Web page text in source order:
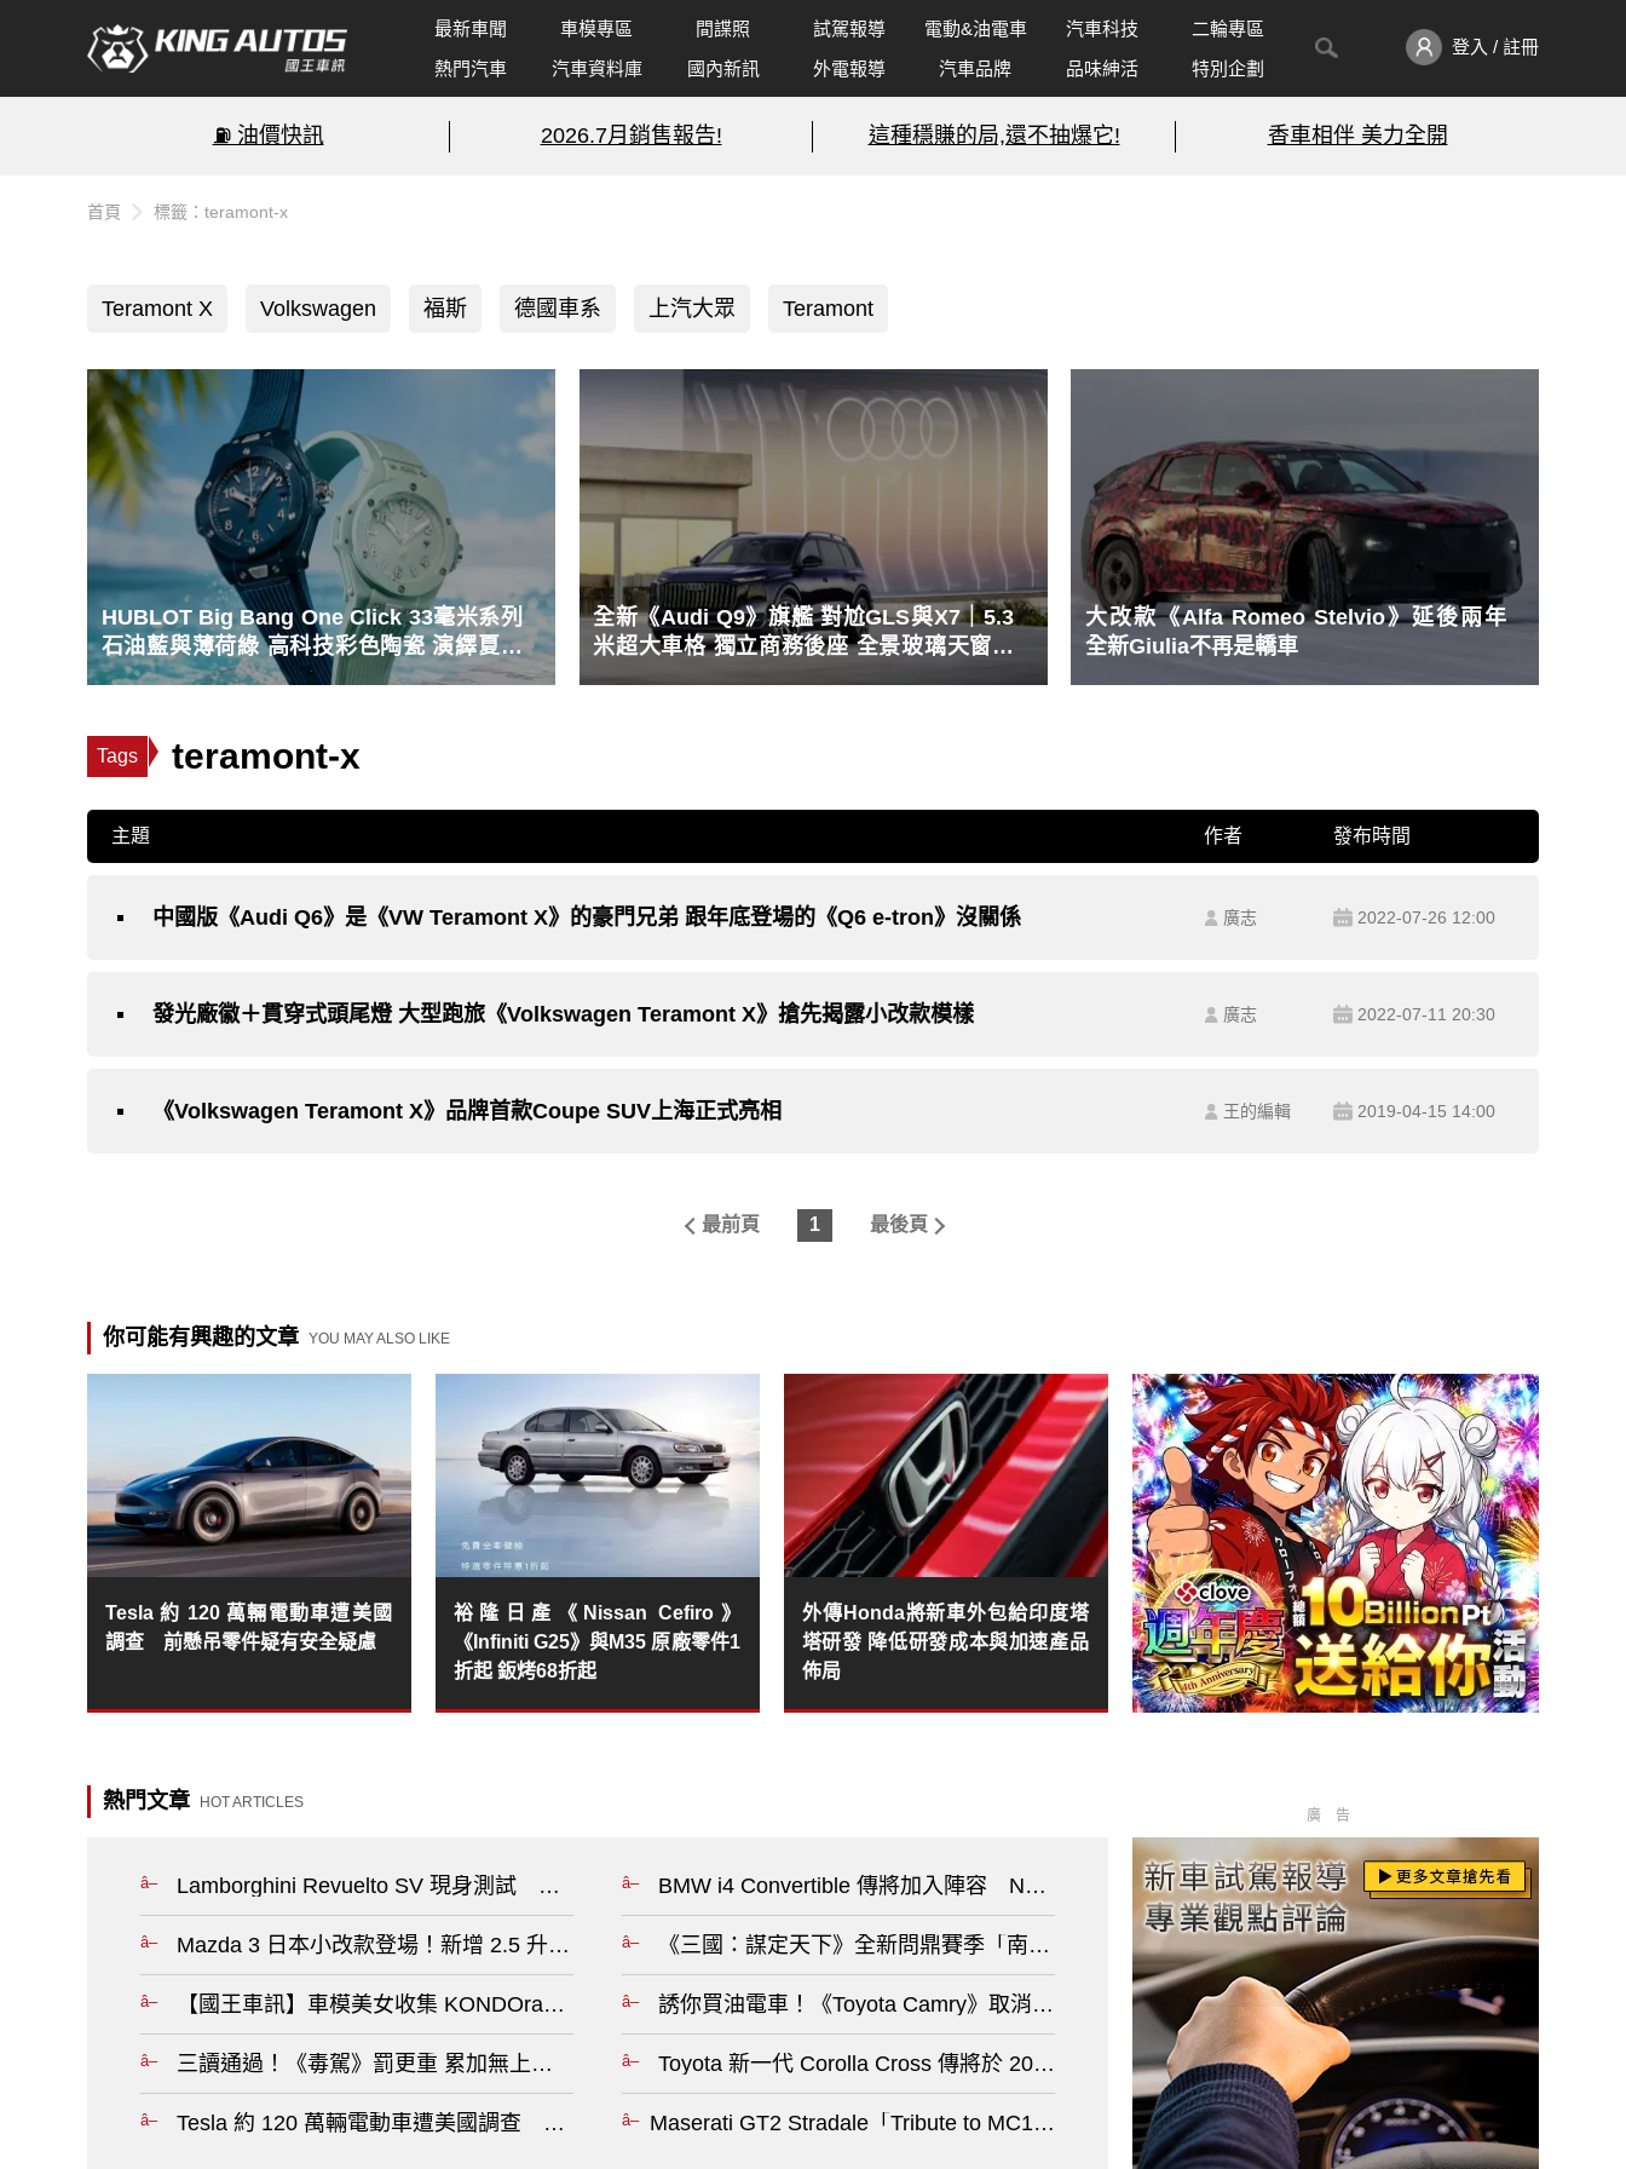
最新車聞 車模專區 間諜照 試駕報導 電動&油電車 汽車科技
二輪專區
熱門汽車
汽車資料庫 國內新訊 外電報導 汽車品牌 品味紳活 特別企劃
登入 / 註冊
⛽️ 油價快訊 2026.7月銷售報告! 這種穩賺的局,還不抽爆它! 香車相伴 美力全開
首頁 標籤：teramont-x
Teramont X Volkswagen 福斯 德國車系 上汽大眾 Teramont
HUBLOT Big Bang One Click 33毫米系列
石油藍與薄荷綠 高科技彩色陶瓷 演繹夏日
島嶼色彩美學
全新《Audi Q9》旗艦 對尬GLS與X7｜5.3
米超大車格 獨立商務後座 全景玻璃天窗破
紀錄
大改款《Alfa Romeo Stelvio》延後兩年
全新Giulia不再是轎車
Tags teramont-x
主題 作者 發布時間
中國版《Audi Q6》是《VW Teramont X》的豪門兄弟 跟年底登場的《Q6 e-tron》沒關係 廣志 2022-07-26 12:00
發光廠徽＋貫穿式頭尾燈 大型跑旅《Volkswagen Teramont X》搶先揭露小改款模樣 廣志 2022-07-11 20:30
《Volkswagen Teramont X》品牌首款Coupe SUV上海正式亮相 王的編輯 2019-04-15 14:00
最前頁 1 最後頁
你可能有興趣的文章 YOU MAY ALSO LIKE
Tesla 約 120 萬輛電動車遭美國
調查 前懸吊零件疑有安全疑慮
裕隆日產《Nissan Cefiro》
《Infiniti G25》與M35 原廠零件1
折起 鈑烤68折起
外傳Honda將新車外包給印度塔
塔研發 降低研發成本與加速產品
佈局
熱門文章 HOT ARTICLES
Lamborghini Revuelto SV 現身測試 距離正式發表可能只剩一步之遙?
Mazda 3 日本小改款登場！新增 2.5 升輕油電與手排版本更有駕駛樂趣?
【國王車訊】車模美女收集 KONDOracing 織田真実那?
三讀通過！《毒駕》罰更重 累加無上限 車輛沒入 吊銷駕照 ?
Tesla 約 120 萬輛電動車遭美國調查 前懸吊零件疑有安全疑慮?
BMW i4 Convertible 傳將加入陣容 Neue Klasse 平台再添純電雙門新成員?
《三國：謀定天下》全新問鼎賽季「南郡烽起」8月8日開啟！S1煥新服及非遺蘇繡外觀新登場?
誘你買油電車！《Toyota Camry》取消入門油車 與油電車價差僅2萬 RAV4油電更划算？！?
Toyota 新一代 Corolla Cross 傳將於 2028 年登場！全新油電系統成最大亮點?
Maserati GT2 Stradale「Tribute to MC12」全球首度亮相 為台灣車主打造獨一無二 Fuoriserie 傑作
廣告